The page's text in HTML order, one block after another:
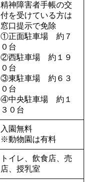
精神障害者手帳の交
付を受けている方は
窓口提示で免除
①正面駐車場 約７
０台
②西駐車場 約１９
０台
③東駐車場 約６３
０台
④中央駐車場 約１
３０台
入園無料
※動物園は有料
トイレ、飲食店、売
店、授乳室